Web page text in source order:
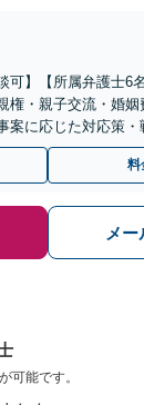
可】【所属弁護士6
権・親子交流・婚姻
案に応じた対応策・
スタートを！
料
メ
可能です。